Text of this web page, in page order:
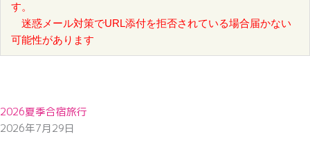
す。
迷惑メール対策でURL添付を拒否されている場合届かない
可能性があります
2026夏季合宿旅行
2026年7月29日